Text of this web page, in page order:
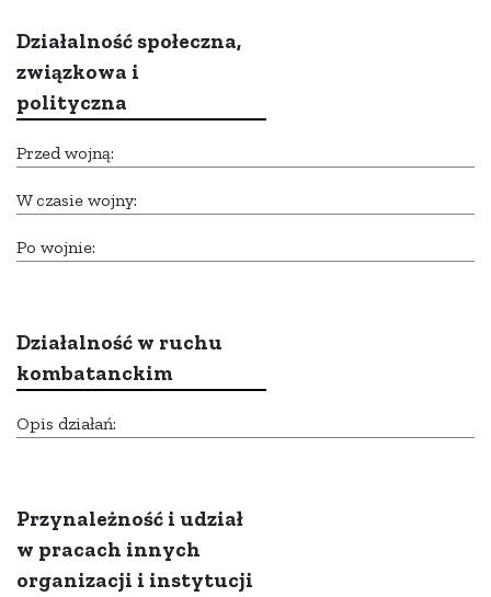
Działalność społeczna,
związkowa i
polityczna
Przed wojną:
W czasie wojny:
Po wojnie:
Działalność w ruchu
kombatanckim
Opis działań:
Przynależność i udział
w pracach innych
organizacji i instytucji